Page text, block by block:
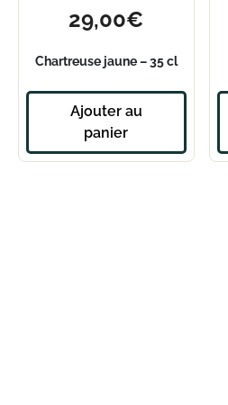
29,00€
Chartreuse jaune – 35 cl
Ajouter au
panier